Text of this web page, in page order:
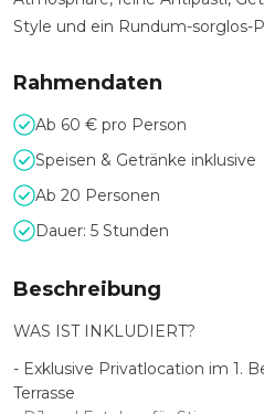
Style und ein Rundum-sorglos-
Rahmendaten
Ab 60 € pro Person
Speisen & Getränke inklusive
Ab 20 Personen
Dauer: 5 Stunden
Beschreibung
WAS IST INKLUDIERT?
- Exklusive Privatlocation im 1.
Terrasse